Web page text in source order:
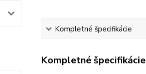
Kompletné špecifikácie
Kompletné špecifikácie